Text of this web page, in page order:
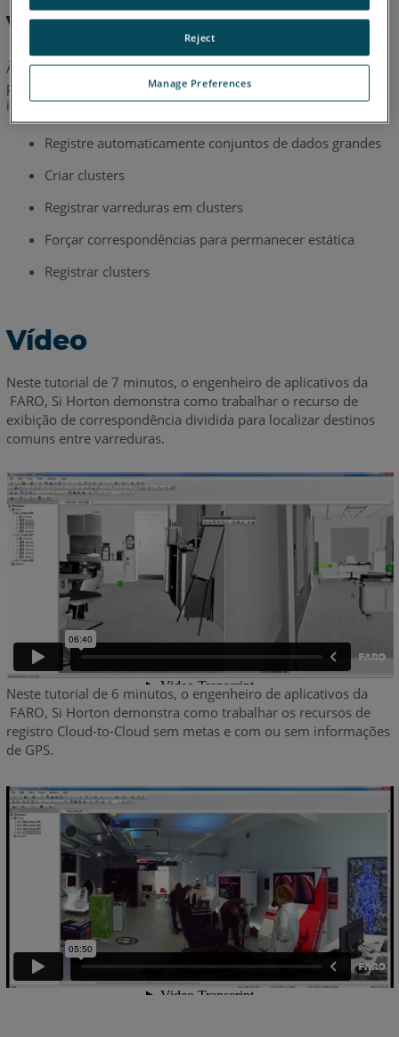
Visão geral
Às vezes, grandes conjuntos de dados podem ser um desafio
para se registrar.
Clique aquipara baixar um documento com
instruções passo a passo que aborda esses tópicos.
Registre automaticamente conjuntos de dados grandes
Criar clusters
Registrar varreduras em clusters
Forçar correspondências para permanecer estática
Registrar clusters
Vídeo
Neste tutorial de 7 minutos, o engenheiro de aplicativos da
FARO, Si Horton demonstra como trabalhar o recurso de
exibição de correspondência dividida para localizar destinos
comuns entre varreduras.
Neste tutorial de 6 minutos, o engenheiro de aplicativos da
FARO, Si Horton demonstra como trabalhar os recursos de
registro Cloud-to-Cloud sem metas e com ou sem informações
de GPS.
Manage Preferences
Reject